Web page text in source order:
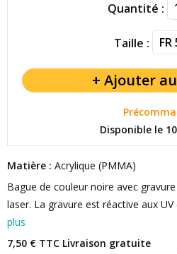
Quantité :
Taille :
Disponible le
Matière : Acrylique (PMMA)
Bague de couleur noire avec
laser. La gravure est réactive aux
plus
7,50 € TTC Livraison gratuite